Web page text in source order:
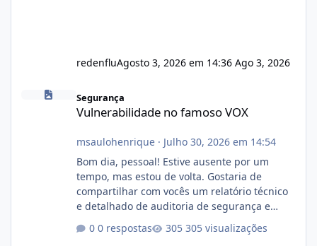
redenfluAgosto 3, 2026 em 14:36 Ago 3, 2026
Segurança
Vulnerabilidade no famoso VOX
msaulohenrique· Julho 30, 2026 em 14:54
Bom dia, pessoal! Estive ausente por um
tempo, mas estou de volta. Gostaria de
compartilhar com vocês um relatório técnico
e detalhado de auditoria de segurança e
atualmente em circulação e comercialização
0 respostas 305 visualizações